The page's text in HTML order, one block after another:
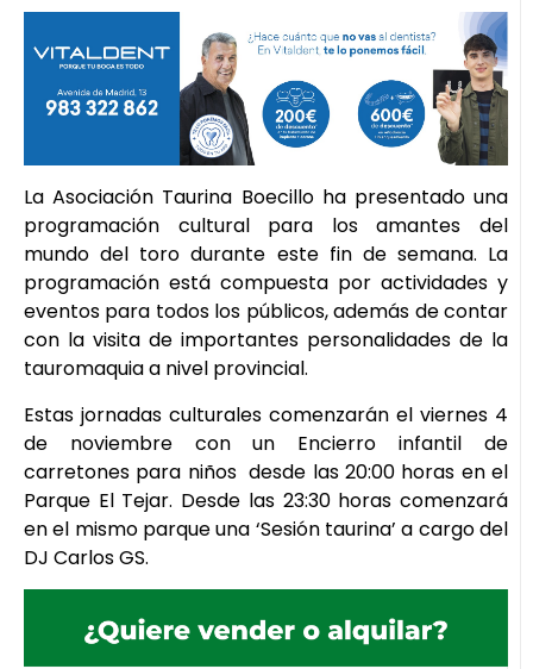
La Asociación Taurina Boecillo ha presentado una
programación cultural para los amantes del
mundo del toro durante este fin de semana. La
programación está compuesta por actividades y
eventos para todos los públicos, además de contar
con la visita de importantes personalidades de la
tauromaquia a nivel provincial.
Estas jornadas culturales comenzarán el viernes 4
de noviembre con un Encierro infantil de
carretones para niños desde las 20:00 horas en el
Parque El Tejar. Desde las 23:30 horas comenzará
en el mismo parque una ‘Sesión taurina’ a cargo del
DJ Carlos GS.